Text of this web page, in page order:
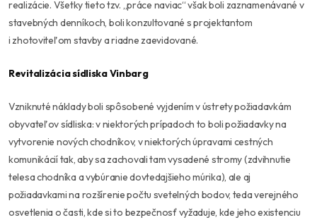
realizácie. Všetky tieto tzv. „práce naviac“ však boli zaznamenávané v
stavebných denníkoch, boli konzultované s projektantom
i zhotoviteľom stavby a riadne zaevidované.
Revitalizácia sídliska Vinbarg
Vzniknuté náklady boli spôsobené vyjdením v ústrety požiadavkám
obyvateľov sídliska: v niektorých prípadoch to boli požiadavky na
vytvorenie nových chodníkov, v niektorých úpravami cestných
komunikácií tak, aby sa zachovali tam vysadené stromy (zdvihnutie
telesa chodníka a vybúranie dovtedajšieho múrika), ale aj
požiadavkami na rozšírenie počtu svetelných bodov, teda verejného
osvetlenia o časti, kde si to bezpečnosť vyžaduje, kde jeho existenciu